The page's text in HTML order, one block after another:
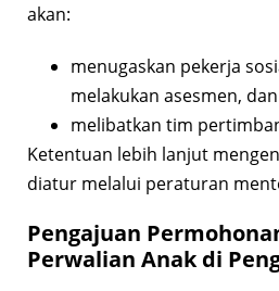
akan:
menugaskan pekerja
melakukan asesmen, dan
melibatkan tim
Ketentuan lebih lanjut
diatur melalui peraturan
Pengajuan
Perwalian Anak di